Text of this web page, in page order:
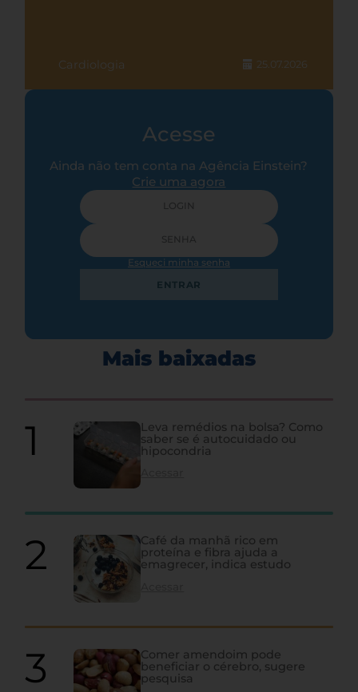
Cardiologia 25.07.2026
Acesse
Ainda não tem conta na Agência Einstein?
Crie uma agora
Esqueci minha senha
ENTRAR
Mais baixadas
Leva remédios na bolsa? Como
saber se é autocuidado ou
hipocondria
Café da manhã rico em
proteína e fibra ajuda a
emagrecer, indica estudo
Comer amendoim pode
beneficiar o cérebro, sugere
pesquisa